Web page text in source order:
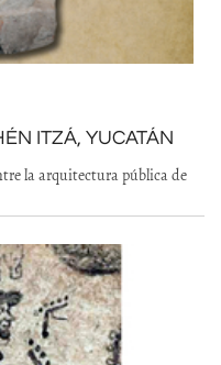
ITZÁ, YUCATÁN
la arquitectura pública de